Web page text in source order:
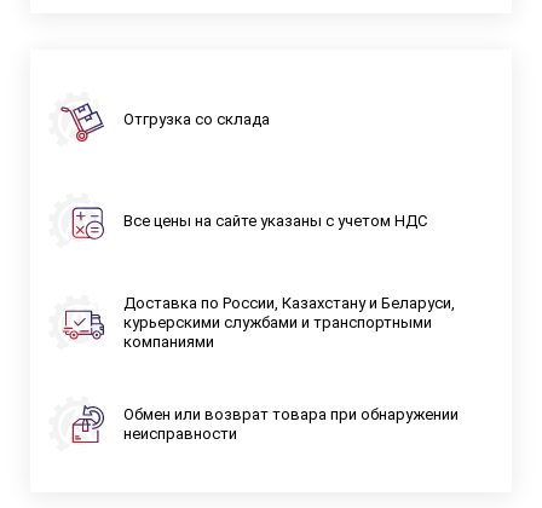
Отгрузка со склада
Все цены на сайте указаны с учетом НДС
Доставка по России, Казахстану и Беларуси,
курьерскими службами и транспортными
компаниями
Обмен или возврат товара при обнаружении
неисправности